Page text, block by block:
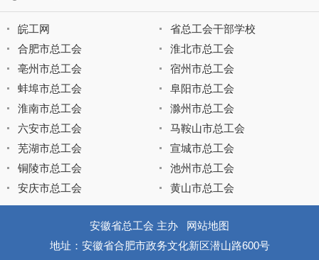
皖工网
省总工会干部学校
合肥市总工会
淮北市总工会
亳州市总工会
宿州市总工会
蚌埠市总工会
阜阳市总工会
淮南市总工会
滁州市总工会
六安市总工会
马鞍山市总工会
芜湖市总工会
宣城市总工会
铜陵市总工会
池州市总工会
安庆市总工会
黄山市总工会
安徽省总工会 主办
网站地图
地址：安徽省合肥市政务文化新区潜山路600号